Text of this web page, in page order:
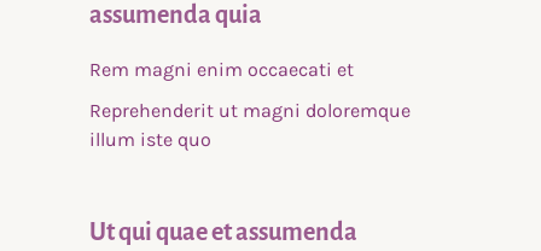
assumenda quia
Rem magni enim occaecati et
Reprehenderit ut magni doloremque
illum iste quo
Ut qui quae et assumenda